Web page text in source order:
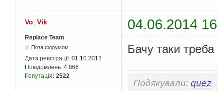
Vo_Vik 04.06.2014
Replace Team
Поза форумом
Дата реєстрації: 01.10.2012
Повідомлень: 4 866
Репутація: 2522
Бачу таки
Подякували: quez